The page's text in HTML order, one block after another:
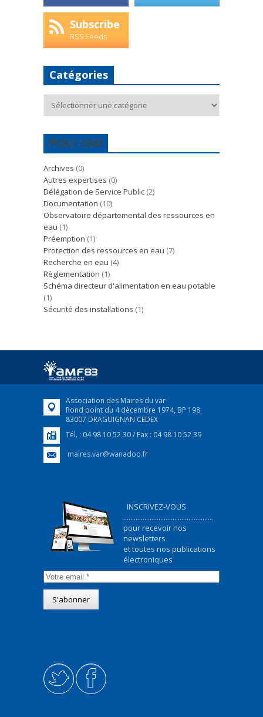
Subscribe
RSS Feeds
Catégories
POLE EAU
Archives (0)
Autres expertises (0)
Délégation de Service Public (2)
Documentation (10)
Observatoire départemental des ressources en
eau (1)
Préemption (1)
Protection des ressources en eau (7)
Recherche en eau (4)
Règlementation (1)
Schéma directeur d'alimentation en eau potable
(1)
Sécurité des installations (1)
Association des Maires du var
Rond point du 4 décembre 1974, BP 198
83007 DRAGUIGNAN CEDEX
Tél. : 04 98 10 52 30 / Fax : 04 98 10 52 39
maires.var@wanadoo.fr
INSCRIVEZ-VOUS
...................................................
pour recevoir nos
newsletters
et toutes nos publications
électroniques